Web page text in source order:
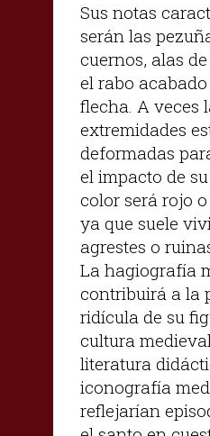
Sus notas
serán las
cuernos, alas
el rabo
flecha. A veces
extremidades
deformadas
el impacto de su
color será rojo
ya que suele
agrestes o
La hagiografía
contribuirá a la
ridícula de su
cultura
literatura
iconografía
reflejarían